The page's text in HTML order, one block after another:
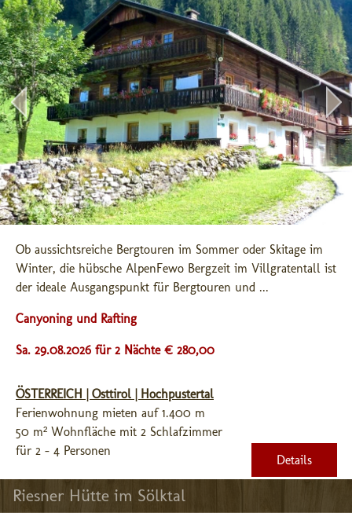
Ob aussichtsreiche Bergtouren im Sommer oder Skitage im
Winter, die hübsche AlpenFewo Bergzeit im Villgratentall ist
der ideale Ausgangspunkt für Bergtouren und ...
Canyoning und Rafting
Sa. 29.08.2026 für 2 Nächte € 280,00
ÖSTERREICH | Osttirol | Hochpustertal
Ferienwohnung mieten auf 1.400 m
50 m² Wohnfläche mit 2 Schlafzimmer
für 2 - 4 Personen
Details
Riesner Hütte im Sölktal